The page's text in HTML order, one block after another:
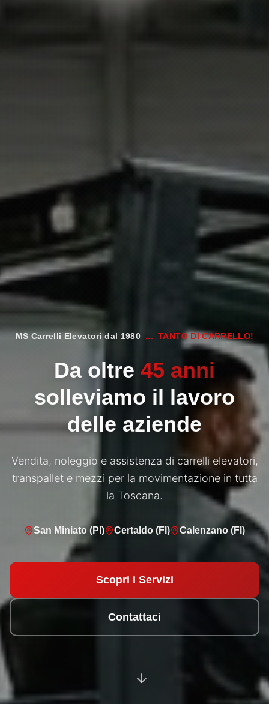
MS Carrelli Elevatori dal 1980 ... TANTO DI CARRELLO!
Da oltre 45 anni
solleviamo il lavoro
delle aziende
Vendita, noleggio e assistenza di carrelli elevatori,
transpallet e mezzi per la movimentazione in tutta
la Toscana.
San Miniato (PI) Certaldo (FI) Calenzano (FI)
Scopri i Servizi
Contattaci